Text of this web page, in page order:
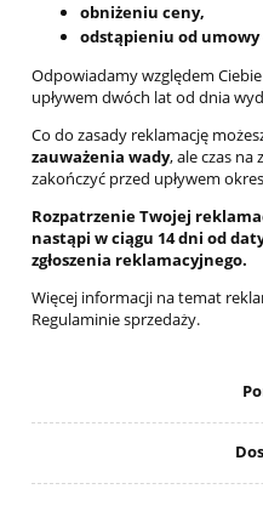
obniżeniu ceny,
odstąpieniu od
Odpowiadamy względem
upływem dwóch lat od dnia
Co do zasady reklamację
zauważenia wady, ale czas na
zakończyć przed upływem
Rozpatrzenie Twojej
nastąpi w ciągu 14 dni od
zgłoszenia reklamacyjnego.
Więcej informacji na temat
Regulaminie sprzedaży.